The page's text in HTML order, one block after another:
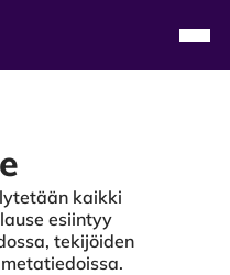
kaikki
esiintyy
tekijöiden